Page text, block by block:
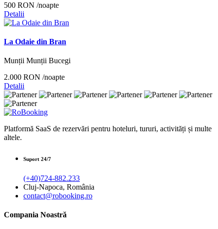
500 RON /noapte
Detalii
La Odaie din Bran
Munții Munții Bucegi
2.000 RON /noapte
Detalii
Platformă SaaS de rezervări pentru hoteluri, tururi, activități și multe
altele.
Suport 24/7
(+40)724-882.233
Cluj-Napoca, România
contact@robooking.ro
Compania Noastră